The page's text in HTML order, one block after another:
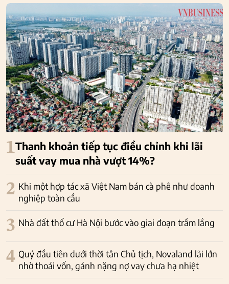
1Thanh khoản tiếp tục điều chỉnh khi lãi
suất vay mua nhà vượt 14%?
2 Khi một hợp tác xã Việt Nam bán cà phê như doanh
nghiệp toàn cầu
3 Nhà đất thổ cư Hà Nội bước vào giai đoạn trầm lắng
4 Quý đầu tiên dưới thời tân Chủ tịch, Novaland lãi lớn
nhờ thoái vốn, gánh nặng nợ vay chưa hạ nhiệt